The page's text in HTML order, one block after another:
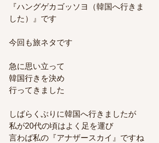
『ハングゲカゴッソヨ（韓国へ行きま
した）』です
今回も旅ネタです
急に思い立って
韓国行きを決め
行ってきました
しばらくぶりに韓国へ行きましたが
私が20代の頃はよく足を運び
言わば私の『アナザースカイ』ですね